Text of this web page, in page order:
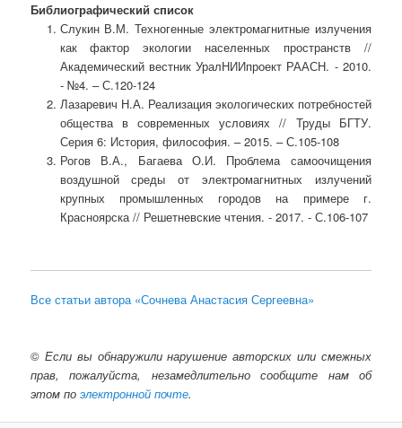
Библиографический список
Слукин В.М. Техногенные электромагнитные излучения
как фактор экологии населенных пространств //
Академический вестник УралНИИпроект РААСН. - 2010.
- №4. – С.120-124
Лазаревич Н.А. Реализация экологических потребностей
общества в современных условиях // Труды БГТУ.
Серия 6: История, философия. – 2015. – С.105-108
Рогов В.А., Багаева О.И. Проблема самоочищения
воздушной среды от электромагнитных излучений
крупных промышленных городов на примере г.
Красноярска // Решетневские чтения. - 2017. - С.106-107
Все статьи автора «Сочнева Анастасия Сергеевна»
© Если вы обнаружили нарушение авторских или смежных
прав, пожалуйста, незамедлительно сообщите нам об
этом поэлектронной почте.